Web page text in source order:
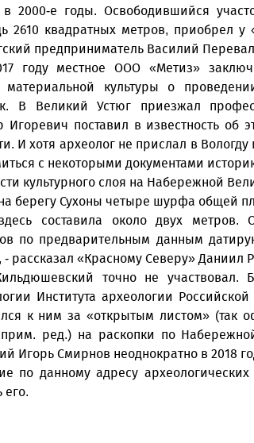
2000-е годы. Освободившийся
квадратных метров, приобрел у
предприниматель Василий
году местное ООО «Метиз»
материальной культуры о
В Великий Устюг приезжал
поставил в известность об
И хотя археолог не прислал в
с некоторыми документами
культурного слоя на Набережной
берегу Сухоны четыре шурфа общей
составила около двух метров.
по предварительным данным
рассказал «Красному Северу» Даниил
точно не участвовал.
Института археологии
к ним за «открытым листом» (так
ред.) на раскопки по
Игорь Смирнов неоднократно в 2018
по данному адресу
его.